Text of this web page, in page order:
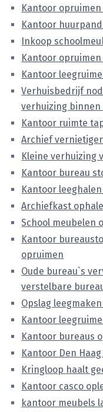
Kantoor
Kantoor
Inkoop
Kantoor
Kantoor
Verhuisbedrijf
verhuizing binnen
Kantoor ruimte
Archief
Kleine verhuizing
Kantoor bureau
Kantoor
Archiefkast
School meubelen
Kantoor
opruimen
Oude bureau`s
verstelbare
Opslag
Kantoor
Kantoor bureaus
Kantoor Den
Kringloop haalt
Kantoor casco
kantoor meubels